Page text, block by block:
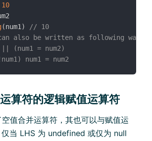
10
(num1 )
// 10
also be written as following ways
(num1 = num2)
num1 = num2
算符的逻辑赋值运算符
值合并运算符，其也可以与赋值运
当 LHS 为 undefined 或仅为 null